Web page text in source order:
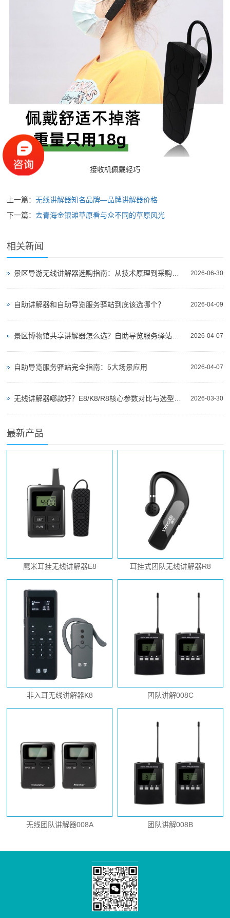
接收机佩戴轻巧
上一篇：无线讲解器知名品牌—品牌讲解器价格
下一篇：去青海金银滩草原看与众不同的草原风光
相关新闻
2026-06-30
景区导游无线讲解器选购指南：从技术原理到采购决策
2026-04-09
自助讲解器和自助导览服务驿站到底该选哪个？
2026-04-07
景区博物馆共享讲解器怎么选？自助导览服务驿站部署全攻略（2026版）
2026-04-07
自助导览服务驿站完全指南：5大场景应用
2026-03-30
无线讲解器哪款好？E8/K8/R8核心参数对比与选型指南
最新产品
鹰米耳挂无线讲解器E8 耳挂式团队无线讲解器R8
非入耳无线讲解器K8 团队讲解008C
无线团队讲解器008A 团队讲解008B